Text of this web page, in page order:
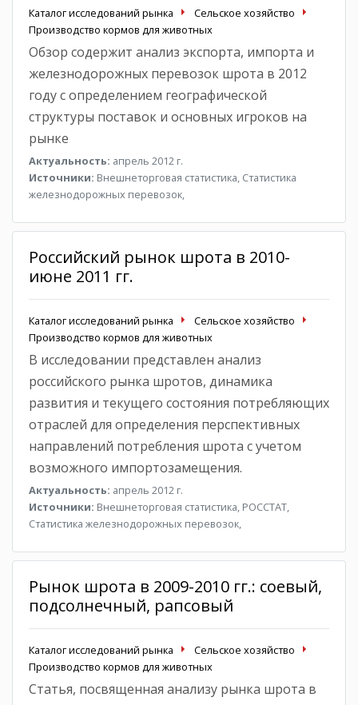
Каталог исследований рынка
Сельское хозяйство
Производство кормов для животных
Обзор содержит анализ экспорта, импорта и
железнодорожных перевозок шрота в 2012
году с определением географической
структуры поставок и основных игроков на
рынке
Актуальность: апрель 2012 г.
Источники: Внешнеторговая статистика, Статистика
железнодорожных перевозок,
Российский рынок шрота в 2010-
июне 2011 гг.
Каталог исследований рынка
Сельское хозяйство
Производство кормов для животных
В исследовании представлен анализ
российского рынка шротов, динамика
развития и текущего состояния потребляющих
отраслей для определения перспективных
направлений потребления шрота с учетом
возможного импортозамещения.
Актуальность: апрель 2012 г.
Источники: Внешнеторговая статистика, РОССТАТ,
Статистика железнодорожных перевозок,
Рынок шрота в 2009-2010 гг.: соевый,
подсолнечный, рапсовый
Каталог исследований рынка
Сельское хозяйство
Производство кормов для животных
Статья, посвященная анализу рынка шрота в